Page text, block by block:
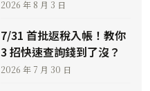
2026 年 8 月 3 日
7/31 首批返稅入帳！教你
3 招快速查詢錢到了沒？
2026 年 7 月 30 日